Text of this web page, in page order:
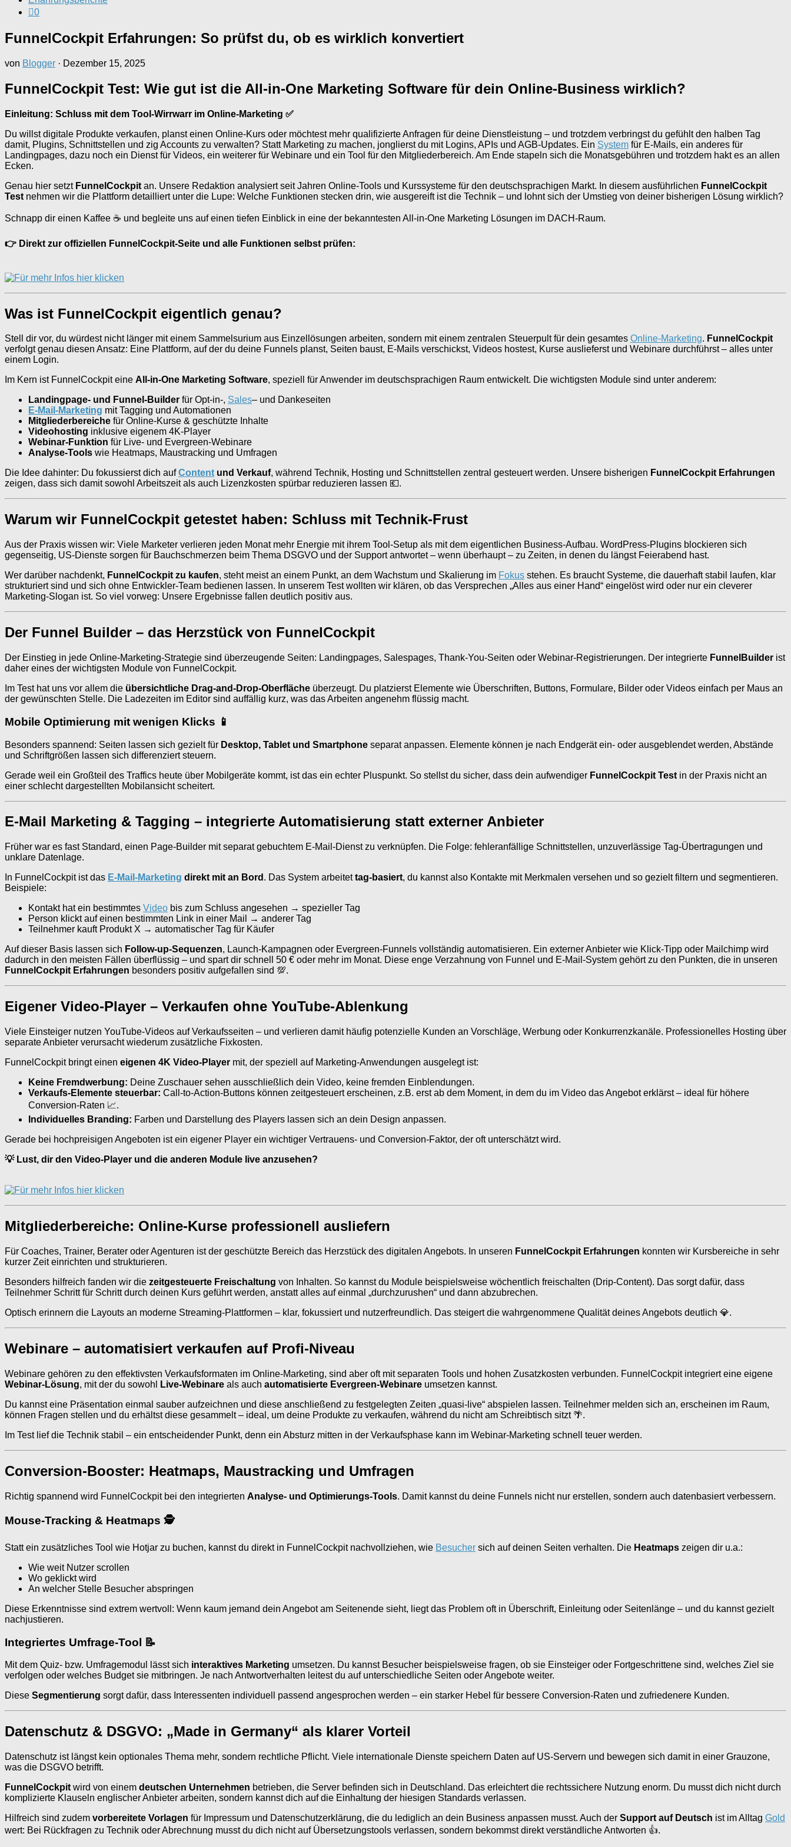
0
FunnelCockpit Erfahrungen: So prüfst du, ob es wirklich konvertiert
von Blogger · Dezember 15, 2025
FunnelCockpit Test: Wie gut ist die All-in-One Marketing Software für dein Online-Business wirklich?
Einleitung: Schluss mit dem Tool-Wirrwarr im Online-Marketing ✅
Du willst digitale Produkte verkaufen, planst einen Online-Kurs oder möchtest mehr qualifizierte Anfragen für deine Dienstleistung – und trotzdem verbringst du gefühlt den halben Tag
damit, Plugins, Schnittstellen und zig Accounts zu verwalten? Statt Marketing zu machen, jonglierst du mit Logins, APIs und AGB-Updates. Ein System für E-Mails, ein anderes für
Landingpages, dazu noch ein Dienst für Videos, ein weiterer für Webinare und ein Tool für den Mitgliederbereich. Am Ende stapeln sich die Monatsgebühren und trotzdem hakt es an allen
Ecken.
Genau hier setzt FunnelCockpit an. Unsere Redaktion analysiert seit Jahren Online-Tools und Kurssysteme für den deutschsprachigen Markt. In diesem ausführlichen FunnelCockpit
Test nehmen wir die Plattform detailliert unter die Lupe: Welche Funktionen stecken drin, wie ausgereift ist die Technik – und lohnt sich der Umstieg von deiner bisherigen Lösung wirklich?
Schnapp dir einen Kaffee ☕ und begleite uns auf einen tiefen Einblick in eine der bekanntesten All-in-One Marketing Lösungen im DACH-Raum.
👉 Direkt zur offiziellen FunnelCockpit-Seite und alle Funktionen selbst prüfen:
Was ist FunnelCockpit eigentlich genau?
Stell dir vor, du würdest nicht länger mit einem Sammelsurium aus Einzellösungen arbeiten, sondern mit einem zentralen Steuerpult für dein gesamtes Online-Marketing. FunnelCockpit
verfolgt genau diesen Ansatz: Eine Plattform, auf der du deine Funnels planst, Seiten baust, E-Mails verschickst, Videos hostest, Kurse auslieferst und Webinare durchführst – alles unter
einem Login.
Im Kern ist FunnelCockpit eine All-in-One Marketing Software, speziell für Anwender im deutschsprachigen Raum entwickelt. Die wichtigsten Module sind unter anderem:
Landingpage- und Funnel-Builder für Opt-in-, Sales– und Dankeseiten
E-Mail-Marketing mit Tagging und Automationen
Mitgliederbereiche für Online-Kurse & geschützte Inhalte
Videohosting inklusive eigenem 4K-Player
Webinar-Funktion für Live- und Evergreen-Webinare
Analyse-Tools wie Heatmaps, Maustracking und Umfragen
Die Idee dahinter: Du fokussierst dich aufContent und Verkauf, während Technik, Hosting und Schnittstellen zentral gesteuert werden. Unsere bisherigen FunnelCockpit Erfahrungen
zeigen, dass sich damit sowohl Arbeitszeit als auch Lizenzkosten spürbar reduzieren lassen 💶.
Warum wir FunnelCockpit getestet haben: Schluss mit Technik-Frust
Aus der Praxis wissen wir: Viele Marketer verlieren jeden Monat mehr Energie mit ihrem Tool-Setup als mit dem eigentlichen Business-Aufbau. WordPress-Plugins blockieren sich
gegenseitig, US-Dienste sorgen für Bauchschmerzen beim Thema DSGVO und der Support antwortet – wenn überhaupt – zu Zeiten, in denen du längst Feierabend hast.
Wer darüber nachdenkt, FunnelCockpit zu kaufen, steht meist an einem Punkt, an dem Wachstum und Skalierung im Fokus stehen. Es braucht Systeme, die dauerhaft stabil laufen, klar
strukturiert sind und sich ohne Entwickler-Team bedienen lassen. In unserem Test wollten wir klären, ob das Versprechen „Alles aus einer Hand“ eingelöst wird oder nur ein cleverer
Marketing-Slogan ist. So viel vorweg: Unsere Ergebnisse fallen deutlich positiv aus.
Der Funnel Builder – das Herzstück von FunnelCockpit
Der Einstieg in jede Online-Marketing-Strategie sind überzeugende Seiten: Landingpages, Salespages, Thank-You-Seiten oder Webinar-Registrierungen. Der integrierte FunnelBuilder ist
daher eines der wichtigsten Module von FunnelCockpit.
Im Test hat uns vor allem die übersichtliche Drag-and-Drop-Oberfläche überzeugt. Du platzierst Elemente wie Überschriften, Buttons, Formulare, Bilder oder Videos einfach per Maus an
der gewünschten Stelle. Die Ladezeiten im Editor sind auffällig kurz, was das Arbeiten angenehm flüssig macht.
Mobile Optimierung mit wenigen Klicks 📱
Besonders spannend: Seiten lassen sich gezielt für Desktop, Tablet und Smartphone separat anpassen. Elemente können je nach Endgerät ein- oder ausgeblendet werden, Abstände
und Schriftgrößen lassen sich differenziert steuern.
Gerade weil ein Großteil des Traffics heute über Mobilgeräte kommt, ist das ein echter Pluspunkt. So stellst du sicher, dass dein aufwendiger FunnelCockpit Test in der Praxis nicht an
einer schlecht dargestellten Mobilansicht scheitert.
E-Mail Marketing & Tagging – integrierte Automatisierung statt externer Anbieter
Früher war es fast Standard, einen Page-Builder mit separat gebuchtem E-Mail-Dienst zu verknüpfen. Die Folge: fehleranfällige Schnittstellen, unzuverlässige Tag-Übertragungen und
unklare Datenlage.
In FunnelCockpit ist das E-Mail-Marketing direkt mit an Bord . Das System arbeitettag-basiert, du kannst also Kontakte mit Merkmalen versehen und so gezielt filtern und segmentieren.
Beispiele:
Kontakt hat ein bestimmtes Video bis zum Schluss angesehen → spezieller Tag
Person klickt auf einen bestimmten Link in einer Mail → anderer Tag
Teilnehmer kauft Produkt X → automatischer Tag für Käufer
Auf dieser Basis lassen sich Follow-up-Sequenzen, Launch-Kampagnen oder Evergreen-Funnels vollständig automatisieren. Ein externer Anbieter wie Klick-Tipp oder Mailchimp wird
dadurch in den meisten Fällen überflüssig – und spart dir schnell 50 € oder mehr im Monat. Diese enge Verzahnung von Funnel und E-Mail-System gehört zu den Punkten, die in unseren
FunnelCockpit Erfahrungen besonders positiv aufgefallen sind 💯.
Eigener Video-Player – Verkaufen ohne YouTube-Ablenkung
Viele Einsteiger nutzen YouTube-Videos auf Verkaufsseiten – und verlieren damit häufig potenzielle Kunden an Vorschläge, Werbung oder Konkurrenzkanäle. Professionelles Hosting über
separate Anbieter verursacht wiederum zusätzliche Fixkosten.
FunnelCockpit bringt einen eigenen 4K Video-Player mit, der speziell auf Marketing-Anwendungen ausgelegt ist:
Keine Fremdwerbung: Deine Zuschauer sehen ausschließlich dein Video, keine fremden Einblendungen.
Verkaufs-Elemente steuerbar: Call-to-Action-Buttons können zeitgesteuert erscheinen, z.B. erst ab dem Moment, in dem du im Video das Angebot erklärst – ideal für höhere
Conversion-Raten 📈.
Individuelles Branding: Farben und Darstellung des Players lassen sich an dein Design anpassen.
Gerade bei hochpreisigen Angeboten ist ein eigener Player ein wichtiger Vertrauens- und Conversion-Faktor, der oft unterschätzt wird.
💡 Lust, dir den Video-Player und die anderen Module live anzusehen?
Mitgliederbereiche: Online-Kurse professionell ausliefern
Für Coaches, Trainer, Berater oder Agenturen ist der geschützte Bereich das Herzstück des digitalen Angebots. In unseren FunnelCockpit Erfahrungen konnten wir Kursbereiche in sehr
kurzer Zeit einrichten und strukturieren.
Besonders hilfreich fanden wir die zeitgesteuerte Freischaltung von Inhalten. So kannst du Module beispielsweise wöchentlich freischalten (Drip-Content). Das sorgt dafür, dass
Teilnehmer Schritt für Schritt durch deinen Kurs geführt werden, anstatt alles auf einmal „durchzurushen“ und dann abzubrechen.
Optisch erinnern die Layouts an moderne Streaming-Plattformen – klar, fokussiert und nutzerfreundlich. Das steigert die wahrgenommene Qualität deines Angebots deutlich 💎.
Webinare – automatisiert verkaufen auf Profi-Niveau
Webinare gehören zu den effektivsten Verkaufsformaten im Online-Marketing, sind aber oft mit separaten Tools und hohen Zusatzkosten verbunden. FunnelCockpit integriert eine eigene
Webinar-Lösung, mit der du sowohl Live-Webinare als auch automatisierte Evergreen-Webinare umsetzen kannst.
Du kannst eine Präsentation einmal sauber aufzeichnen und diese anschließend zu festgelegten Zeiten „quasi-live“ abspielen lassen. Teilnehmer melden sich an, erscheinen im Raum,
können Fragen stellen und du erhältst diese gesammelt – ideal, um deine Produkte zu verkaufen, während du nicht am Schreibtisch sitzt 🌴.
Im Test lief die Technik stabil – ein entscheidender Punkt, denn ein Absturz mitten in der Verkaufsphase kann im Webinar-Marketing schnell teuer werden.
Conversion-Booster: Heatmaps, Maustracking und Umfragen
Richtig spannend wird FunnelCockpit bei den integrierten Analyse- und Optimierungs-Tools. Damit kannst du deine Funnels nicht nur erstellen, sondern auch datenbasiert verbessern.
Mouse-Tracking & Heatmaps 🕵
Statt ein zusätzliches Tool wie Hotjar zu buchen, kannst du direkt in FunnelCockpit nachvollziehen, wie Besucher sich auf deinen Seiten verhalten. Die Heatmaps zeigen dir u.a.:
Wie weit Nutzer scrollen
Wo geklickt wird
An welcher Stelle Besucher abspringen
Diese Erkenntnisse sind extrem wertvoll: Wenn kaum jemand dein Angebot am Seitenende sieht, liegt das Problem oft in Überschrift, Einleitung oder Seitenlänge – und du kannst gezielt
nachjustieren.
Integriertes Umfrage-Tool 📝
Mit dem Quiz- bzw. Umfragemodul lässt sich interaktives Marketing umsetzen. Du kannst Besucher beispielsweise fragen, ob sie Einsteiger oder Fortgeschrittene sind, welches Ziel sie
verfolgen oder welches Budget sie mitbringen. Je nach Antwortverhalten leitest du auf unterschiedliche Seiten oder Angebote weiter.
Diese Segmentierung sorgt dafür, dass Interessenten individuell passend angesprochen werden – ein starker Hebel für bessere Conversion-Raten und zufriedenere Kunden.
Datenschutz & DSGVO: „Made in Germany“ als klarer Vorteil
Datenschutz ist längst kein optionales Thema mehr, sondern rechtliche Pflicht. Viele internationale Dienste speichern Daten auf US-Servern und bewegen sich damit in einer Grauzone,
was die DSGVO betrifft.
FunnelCockpit wird von einem deutschen Unternehmen betrieben, die Server befinden sich in Deutschland. Das erleichtert die rechtssichere Nutzung enorm. Du musst dich nicht durch
komplizierte Klauseln englischer Anbieter arbeiten, sondern kannst dich auf die Einhaltung der hiesigen Standards verlassen.
Hilfreich sind zudem vorbereitete Vorlagen für Impressum und Datenschutzerklärung, die du lediglich an dein Business anpassen musst. Auch der Support auf Deutsch ist im Alltag Gold
wert: Bei Rückfragen zu Technik oder Abrechnung musst du dich nicht auf Übersetzungstools verlassen, sondern bekommst direkt verständliche Antworten 👍.